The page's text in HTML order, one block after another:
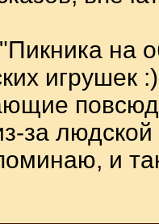
на
игрушек :)
за
и